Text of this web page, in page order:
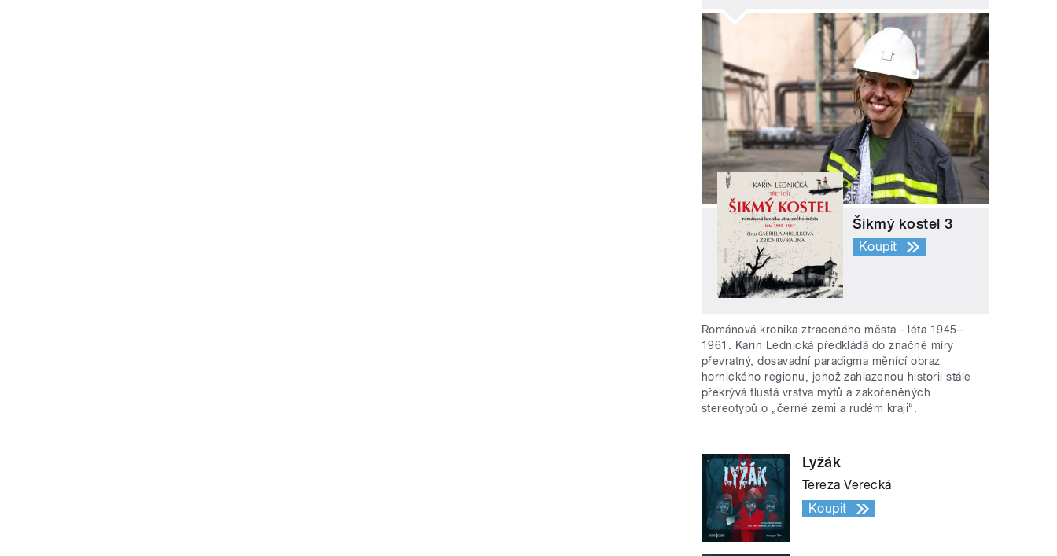
Šikmý kostel 3
Koupit
Románová kronika ztraceného města - léta 1945–
1961. Karin Lednická předkládá do značné míry
převratný, dosavadní paradigma měnící obraz
hornického regionu, jehož zahlazenou historii stále
překrývá tlustá vrstva mýtů a zakořeněných
stereotypů o „černé zemi a rudém kraji“.
Lyžák
Tereza Verecká
Koupit